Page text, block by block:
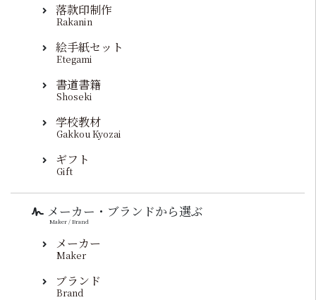
落款印制作
Rakanin
絵手紙セット
Etegami
書道書籍
Shoseki
学校教材
Gakkou Kyozai
ギフト
Gift
メーカー・ブランドから選ぶ
Maker / Brand
メーカー
Maker
ブランド
Brand